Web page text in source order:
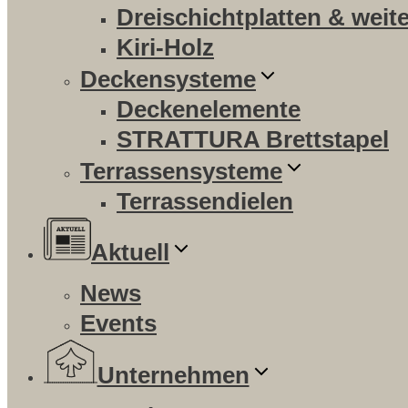
Dreischichtplatten &
Kiri-Holz
Deckensysteme
Deckenelemente
STRATTURA Brettstapel
Terrassensysteme
Terrassendielen
Aktuell
News
Events
Unternehmen